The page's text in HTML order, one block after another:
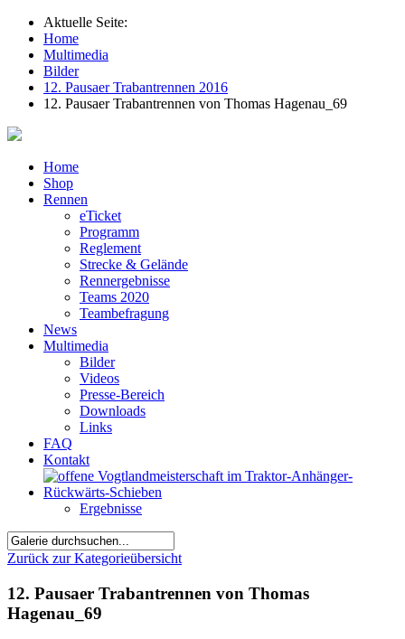
Aktuelle Seite:
Home
Multimedia
Bilder
12. Pausaer Trabantrennen 2016
12. Pausaer Trabantrennen von Thomas Hagenau_69
Home
Shop
Rennen
eTicket
Programm
Reglement
Strecke & Gelände
Rennergebnisse
Teams 2020
Teambefragung
News
Multimedia
Bilder
Videos
Presse-Bereich
Downloads
Links
FAQ
Kontakt
Ergebnisse
Zurück zur Kategorieübersicht
12. Pausaer Trabantrennen von Thomas
Hagenau_69